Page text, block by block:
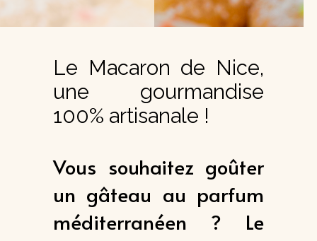
Le Macaron de Nice,
une gourmandise
100% artisanale !
Vous souhaitez goûter
un gâteau au parfum
méditerranéen ? Le